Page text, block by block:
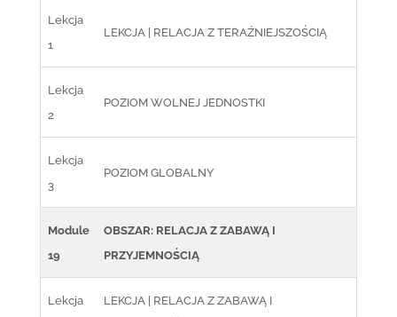
Lekcja
1
LEKCJA | RELACJA Z TERAŹNIEJSZOŚCIĄ
Lekcja
2
POZIOM WOLNEJ JEDNOSTKI
Lekcja
3
POZIOM GLOBALNY
Module
19
OBSZAR: RELACJA Z ZABAWĄ I
PRZYJEMNOŚCIĄ
Lekcja
LEKCJA | RELACJA Z ZABAWĄ I